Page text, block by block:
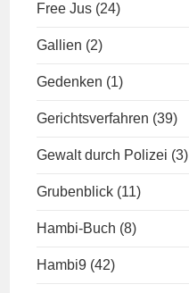
Free Jus (24)
Gallien (2)
Gedenken (1)
Gerichtsverfahren (39)
Gewalt durch Polizei (3)
Grubenblick (11)
Hambi-Buch (8)
Hambi9 (42)